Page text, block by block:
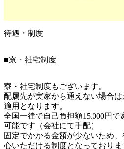
待遇・制度
■寮・社宅制度
寮・社宅制度もございます。
配属先が実家から通えない場合
適用となります。
全国一律で自己負担額15,000円
可能です（会社にて手配）
固定でかかる金額が少ないため
心いただける制度となっておりま